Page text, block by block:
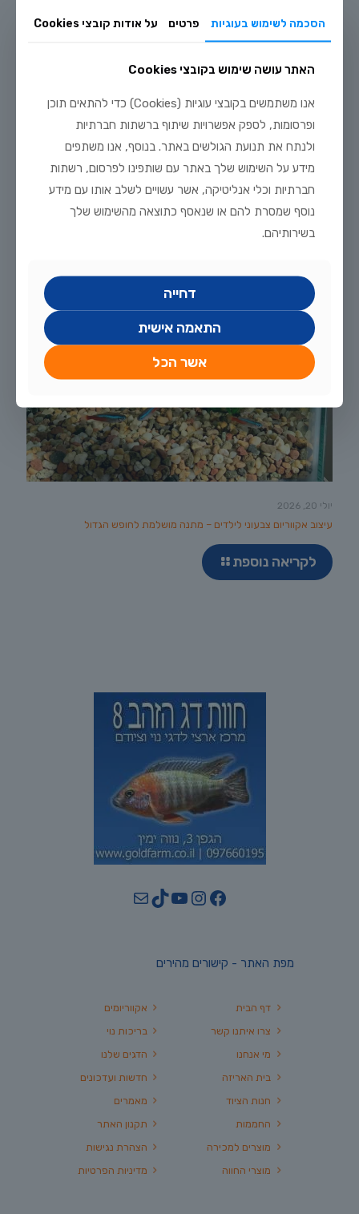
מדריך טיפוח דגי זהב וקוי בבריכת נוי: תנאים, תזונה ומניעת מחלות
לקריאה נוספת
יולי 20, 2026
עיצוב אקווריום צבעוני לילדים – מתנה מושלמת לחופש הגדול
לקריאה נוספת
Facebook
Instagram
YouTube
TikTok
Mail
מפת האתר - קישורים מהירים
אקווריומים
בריכות נוי
הדגים שלנו
חדשות ועדכונים
מאמרים
תקנון האתר
הצהרת נגישות
מדיניות הפרטיות
דף הבית
צרו איתנו קשר
מי אנחנו
בית האריזה
חנות הציוד
החממות
מוצרים למכירה
מוצרי החווה
הסכמה לשימוש בעוגיות פרטים על אודות קובצי Cookies
האתר עושה שימוש בקובצי Cookies
אנו משתמשים בקובצי עוגיות (Cookies) כדי להתאים תוכן
ופרסומות, לספק אפשרויות שיתוף ברשתות חברתיות
ולנתח את תנועת הגולשים באתר. בנוסף, אנו משתפים
מידע על השימוש שלך באתר עם שותפינו לפרסום, רשתות
חברתיות וכלי אנליטיקה, אשר עשויים לשלב אותו עם מידע
נוסף שמסרת להם או שנאסף כתוצאה מהשימוש שלך
בשירותיהם.
דחייה
התאמה אישית
אשר הכל